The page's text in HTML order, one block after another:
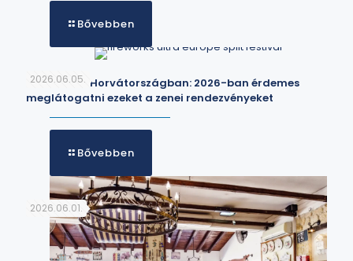
Bővebben
2026.06.05.
Fesztiválok Horvátországban: 2026-ban érdemes
meglátogatni ezeket a zenei rendezvényeket
Bővebben
2026.06.01.